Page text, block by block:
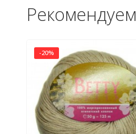
Рекомендуем
-20%